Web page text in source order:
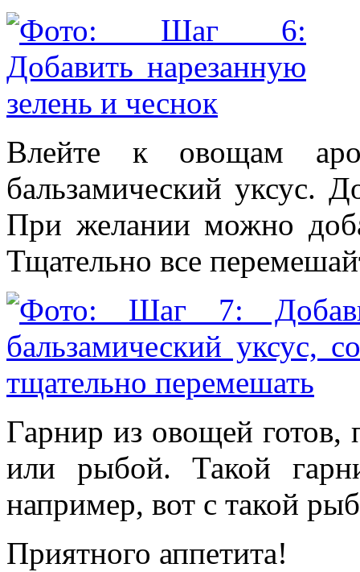
Влейте к овощам
бальзамический уксус.
При желании можно
Тщательно все
Гарнир из овощей готов,
или рыбой. Такой
например, вот с такой
Приятного аппетита!